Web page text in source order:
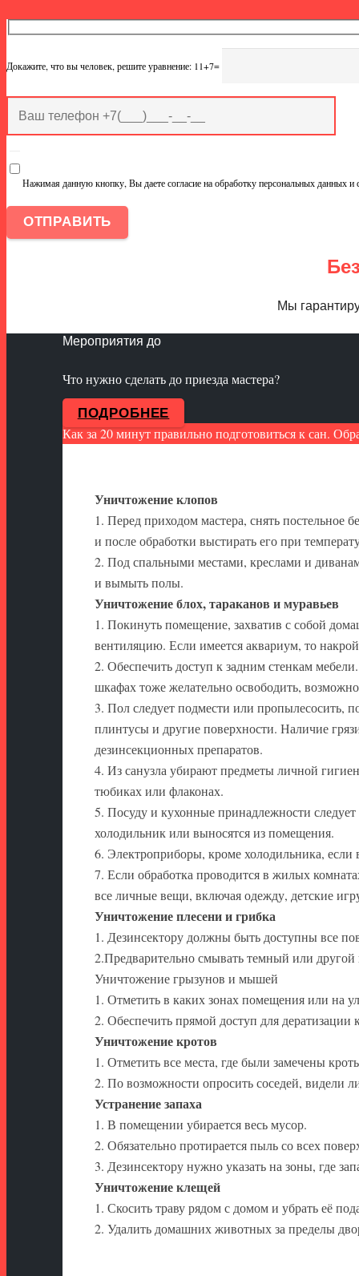
Докажите, что вы человек, решите уравнение: 11+7=
Нажимая данную кнопку, Вы даете согласие на обработку персональных данных и
Мы
Мероприятия до
Что нужно сделать до приезда мастера?
ПОДРОБНЕЕ
Как за 20 минут правильно подготовиться к сан.
Уничтожение клопов
1. Перед приходом мастера, снять постельное
и после обработки выстирать его при
2. Под спальными местами, креслами и
и вымыть полы.
Уничтожение блох, тараканов и муравьев
1. Покинуть помещение, захватив с собой
вентиляцию. Если имеется аквариум, то
2. Обеспечить доступ к задним стенкам
шкафах тоже желательно освободить,
3. Пол следует подмести или пропылесосить,
плинтусы и другие поверхности. Наличие
дезинсекционных препаратов.
4. Из санузла убирают предметы личной
тюбиках или флаконах.
5. Посуду и кухонные принадлежности
холодильник или выносятся из помещения.
6. Электроприборы, кроме холодильника, если
7. Если обработка проводится в жилых
все личные вещи, включая одежду, детские
Уничтожение плесени и грибка
1. Дезинсектору должны быть доступны все
2.Предварительно смывать темный или другой
Уничтожение грызунов и мышей
1. Отметить в каких зонах помещения или на
2. Обеспечить прямой доступ для дератизации
Уничтожение кротов
1. Отметить все места, где были замечены
2. По возможности опросить соседей, видели
Устранение запаха
1. В помещении убирается весь мусор.
2. Обязательно протирается пыль со всех
3. Дезинсектору нужно указать на зоны, где
Уничтожение клещей
1. Скосить траву рядом с домом и убрать её
2. Удалить домашних животных за пределы